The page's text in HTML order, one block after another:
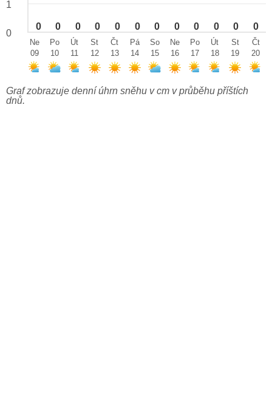
0 0 0 0 0 0 0 0 0 0 0 0
1
0
Ne
09
Po
10
Út
11
St
12
Čt
13
Pá
14
So
15
Ne
16
Po
17
Út
18
St
19
Čt
20
Graf zobrazuje denní úhrn sněhu v cm v průběhu příštích
dnů.